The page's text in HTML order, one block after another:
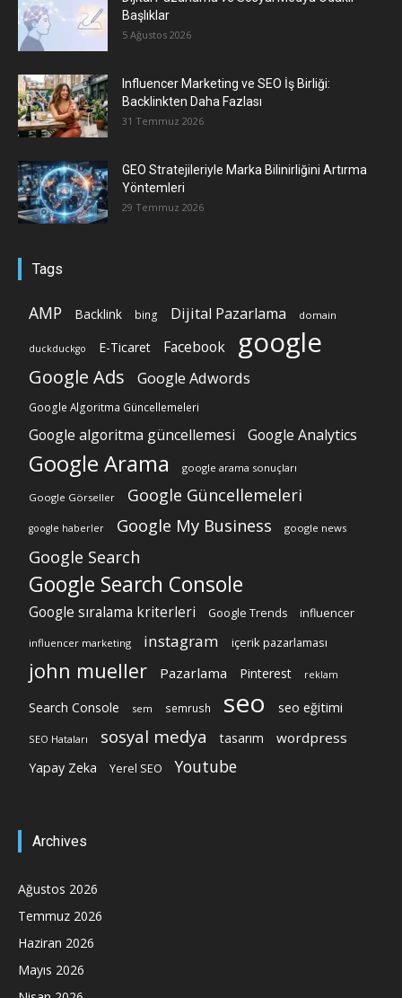
Başlıklar
5 Ağustos 2026
Influencer Marketing ve SEO İş Birliği:
Backlinkten Daha Fazlası
31 Temmuz 2026
GEO Stratejileriyle Marka Bilinirliğini Artırma
Yöntemleri
29 Temmuz 2026
Tags
AMP Backlink bing Dijital Pazarlama domain
duckduckgo E-Ticaret Facebook google
Google Ads Google Adwords
Google Algoritma Güncellemeleri
Google algoritma güncellemesi Google Analytics
Google Arama google arama sonuçları
Google Görseller Google Güncellemeleri
google haberler Google My Business google news
Google Search
Google Search Console
Google sıralama kriterleri Google Trends influencer
influencer marketing instagram içerik pazarlaması
john mueller Pazarlama Pinterest reklam
Search Console sem semrush seo seo eğitimi
SEO Hataları sosyal medya tasarım wordpress
Yapay Zeka Yerel SEO Youtube
Archives
Ağustos 2026
Temmuz 2026
Haziran 2026
Mayıs 2026